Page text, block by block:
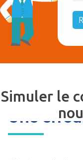
Simuler le